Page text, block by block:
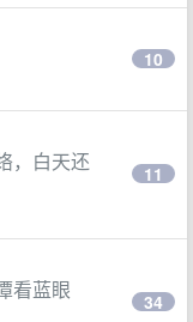
10
，白天还
11
看蓝眼
34